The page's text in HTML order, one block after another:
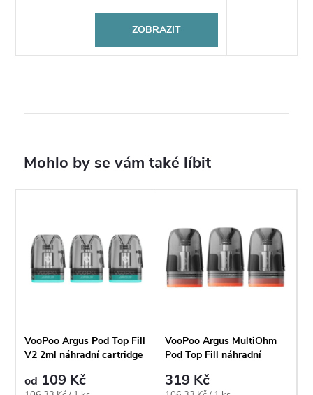
ZOBRAZIT
VooPoo Argus Pod Top Fill
V2 2ml náhradní cartridge
od 109 Kč
VooPoo Argus MultiOhm
Pod Top Fill náhradní
319 Kč